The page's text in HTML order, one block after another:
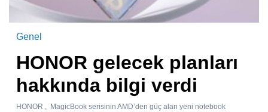
Genel
HONOR gelecek planları
hakkında bilgi verdi
HONOR , MagicBook serisinin AMD’den güç alan yeni notebook